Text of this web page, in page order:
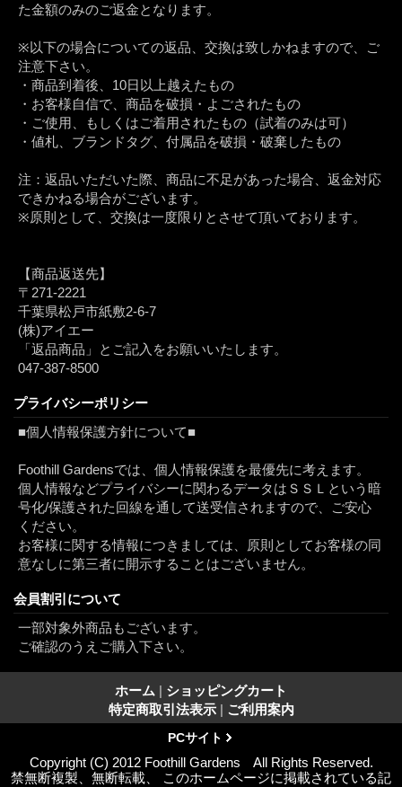
た金額のみのご返金となります。
※以下の場合についての返品、交換は致しかねますので、ご
注意下さい。
・商品到着後、10日以上越えたもの
・お客様自信で、商品を破損・よごされたもの
・ご使用、もしくはご着用されたもの（試着のみは可）
・値札、ブランドタグ、付属品を破損・破棄したもの
注：返品いただいた際、商品に不足があった場合、返金対応
できかねる場合がございます。
※原則として、交換は一度限りとさせて頂いております。
【商品返送先】
〒271-2221
千葉県松戸市紙敷2-6-7
(株)アイエー
「返品商品」とご記入をお願いいたします。
047-387-8500
プライバシーポリシー
■個人情報保護方針について■
Foothill Gardensでは、個人情報保護を最優先に考えます。
個人情報などプライバシーに関わるデータはＳＳＬという暗
号化/保護された回線を通して送受信されますので、ご安心
ください。
お客様に関する情報につきましては、原則としてお客様の同
意なしに第三者に開示することはございません。
会員割引について
一部対象外商品もございます。
ご確認のうえご購入下さい。
ホーム | ショッピングカート
特定商取引法表示 | ご利用案内
PCサイト
Copyright (C) 2012 Foothill Gardens All Rights Reserved.
禁無断複製、無断転載、 このホームページに掲載されている記